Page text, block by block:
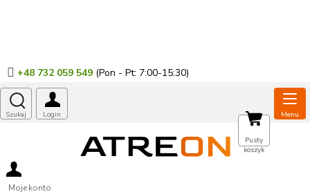
+48 732 059 549
Moje konto
KOSZYK
Pusty
koszyk